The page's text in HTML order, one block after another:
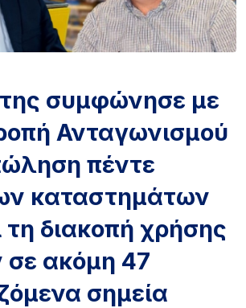
συμφώνησε με
Ανταγωνισμού
πέντε
καταστημάτων
διακοπή χρήσης
ακόμη 47
σημεία